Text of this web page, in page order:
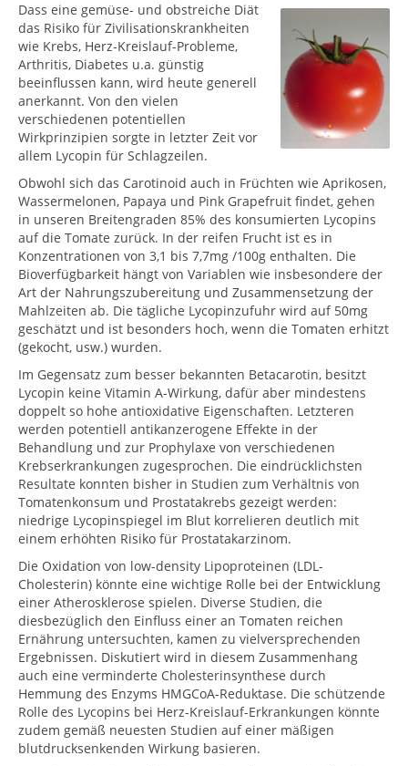
Dass eine gemüse- und obstreiche Diät
das Risiko für Zivilisationskrankheiten
wie Krebs, Herz-Kreislauf-Probleme,
Arthritis, Diabetes u.a. günstig
beeinflussen kann, wird heute generell
anerkannt. Von den vielen
verschiedenen potentiellen
Wirkprinzipien sorgte in letzter Zeit vor
allem Lycopin für Schlagzeilen.
Obwohl sich das Carotinoid auch in Früchten wie Aprikosen,
Wassermelonen, Papaya und Pink Grapefruit findet, gehen
in unseren Breitengraden 85% des konsumierten Lycopins
auf die Tomate zurück. In der reifen Frucht ist es in
Konzentrationen von 3,1 bis 7,7mg /100g enthalten. Die
Bioverfügbarkeit hängt von Variablen wie insbesondere der
Art der Nahrungszubereitung und Zusammensetzung der
Mahlzeiten ab. Die tägliche Lycopinzufuhr wird auf 50mg
geschätzt und ist besonders hoch, wenn die Tomaten erhitzt
(gekocht, usw.) wurden.
Im Gegensatz zum besser bekannten Betacarotin, besitzt
Lycopin keine Vitamin A-Wirkung, dafür aber mindestens
doppelt so hohe antioxidative Eigenschaften. Letzteren
werden potentiell antikanzerogene Effekte in der
Behandlung und zur Prophylaxe von verschiedenen
Krebserkrankungen zugesprochen. Die eindrücklichsten
Resultate konnten bisher in Studien zum Verhältnis von
Tomatenkonsum und Prostatakrebs gezeigt werden:
niedrige Lycopinspiegel im Blut korrelieren deutlich mit
einem erhöhten Risiko für Prostatakarzinom.
Die Oxidation von low-density Lipoproteinen (LDL-
Cholesterin) könnte eine wichtige Rolle bei der Entwicklung
einer Atherosklerose spielen. Diverse Studien, die
diesbezüglich den Einfluss einer an Tomaten reichen
Ernährung untersuchten, kamen zu vielversprechenden
Ergebnissen. Diskutiert wird in diesem Zusammenhang
auch eine verminderte Cholesterinsynthese durch
Hemmung des Enzyms HMGCoA-Reduktase. Die schützende
Rolle des Lycopins bei Herz-Kreislauf-Erkrankungen könnte
zudem gemäß neuesten Studien auf einer mäßigen
blutdrucksenkenden Wirkung basieren.